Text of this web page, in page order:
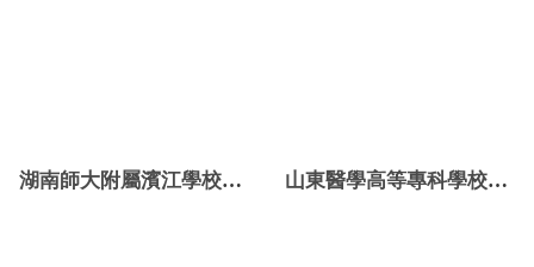
湖南師大附屬濱江學校樓宇自控項目 山東醫學高等專科學校樓宇智能化係統項目